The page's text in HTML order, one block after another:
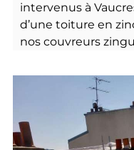
intervenus à
d’une toiture en
nos couvreurs